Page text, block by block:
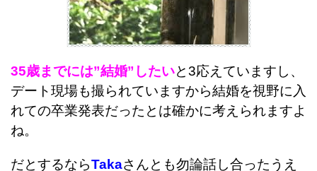
35歳までには”結婚”したいと3応えていますし、
デート現場も撮られていますから結婚を視野に入
れての卒業発表だったとは確かに考えられますよ
ね。
だとするならTakaさんとも勿論話し合ったうえ